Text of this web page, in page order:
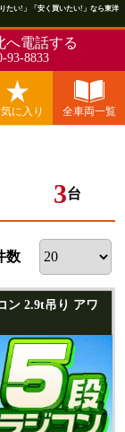
たい!」「安く買いたい!」なら東洋
へ電話する
93-8833
に入り 全車両一覧
3台
数
ン 2.9t吊り アワ